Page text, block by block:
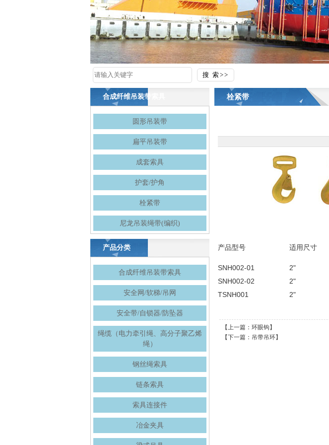
合成纤维吊装带索具
圆形吊装带
扁平吊装带
成套索具
护套/护角
栓紧带
尼龙吊装绳带(编织)
产品分类
合成纤维吊装带索具
安全网/软梯/吊网
安全带/自锁器/防坠器
绳缆（电力牵引绳、高分子聚乙烯
绳）
钢丝绳索具
链条索具
索具连接件
冶金夹具
栓紧带
产品型号 适用尺寸
SNH002-01
2"
SNH002-02
2"
TSNH001
2"
【上一篇： 环眼钩 】
【下一篇： 吊带吊环】